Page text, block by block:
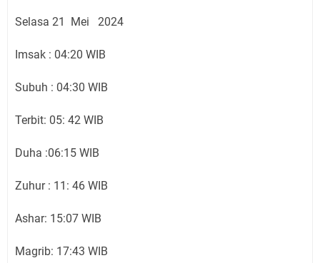
Selasa 21 Mei 2024
Imsak : 04:20 WIB
Subuh : 04:30 WIB
Terbit: 05: 42 WIB
Duha :06:15 WIB
Zuhur : 11: 46 WIB
Ashar: 15:07 WIB
Magrib: 17:43 WIB